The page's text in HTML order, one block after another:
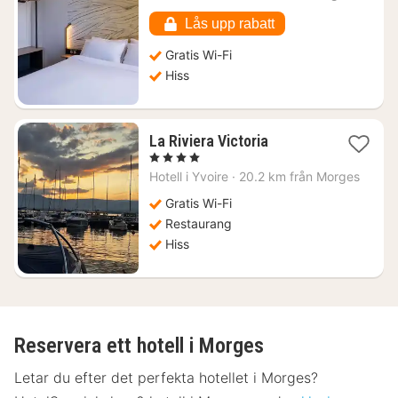
939
Lås upp rabatt
Gratis Wi-Fi
Hiss
La Riviera Victoria1
från
, 4 Stjärnor
Hotell i Yvoire · 20.2 km från Morges
Gratis Wi-Fi
Restaurang
Hiss
Reservera ett hotell i Morges
Letar du efter det perfekta hotellet i Morges?